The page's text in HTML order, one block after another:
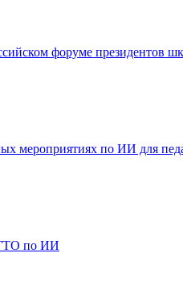
форуме президентов
мероприятиях по ИИ для
по ИИ